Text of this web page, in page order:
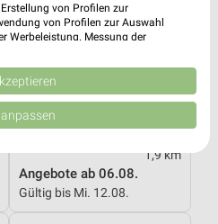
1,9 km
Angebote ab 06.08.
Gültig bis Mi. 12.08.
von Profilen zur
von Profilen zur Auswahl
Werbeleistung. Messung der
Quellen. Entwicklung und
reduzierter Daten zur Auswahl
Union weitergegeben und in die